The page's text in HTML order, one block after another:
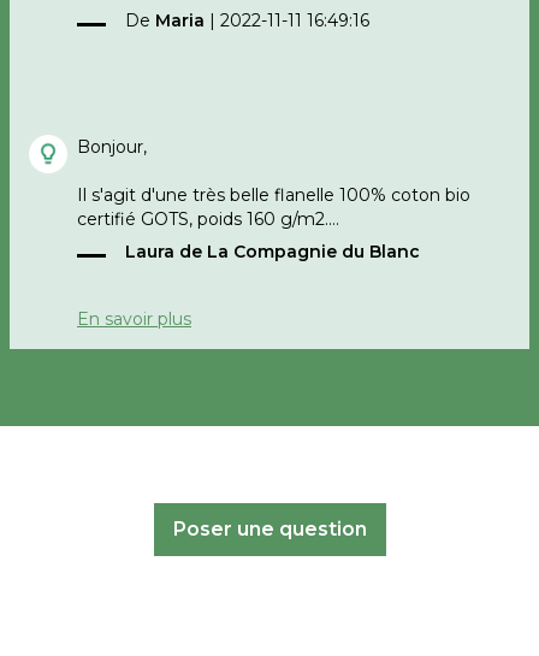
De Maria | 2022-11-11 16:49:16
Bonjour,
Il s'agit d'une très belle flanelle 100% coton bio
certifié GOTS, poids 160 g/m2.
Laura de La Compagnie du Blanc
En savoir plus
Poser une question